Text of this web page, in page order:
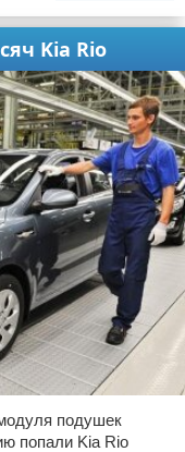
Kia Rio
подушек
попали Kia Rio